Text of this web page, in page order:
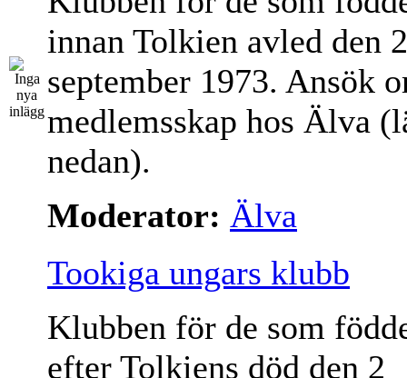
innan Tolkien avled den 2
september 1973. Ansök
medlemsskap hos Älva
nedan).
Moderator: Älva
Tookiga ungars klubb
Klubben för de som
efter Tolkiens död den 2